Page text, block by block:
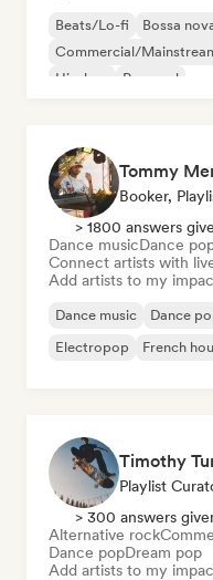
Beats/Lo-fi Bossa
Commercial/
Hip-hop
Pop soul
Tommy
Booker,
> 1800 answers
Dance musicDance
Connect artists with
Add artists to my
Dance music Dance
Electropop
French
Timothy
Playlist
> 300 answers
Alternative rock
Dance popDream pop
Add artists to my